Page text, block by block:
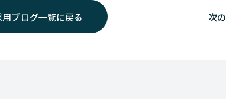
用ブログ一覧に戻る 次の